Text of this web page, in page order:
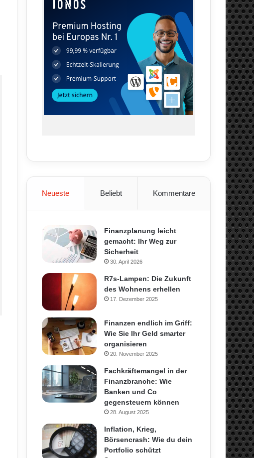
Neueste Beliebt Kommentare
Finanzplanung leicht
gemacht: Ihr Weg zur
Sicherheit
30. April 2026
R7s-Lampen: Die Zukunft
des Wohnens erhellen
17. Dezember 2025
Finanzen endlich im Griff:
Wie Sie Ihr Geld smarter
organisieren
20. November 2025
Fachkräftemangel in der
Finanzbranche: Wie
Banken und Co
gegensteuern können
28. August 2025
Inflation, Krieg,
Börsencrash: Wie du dein
Portfolio schützt